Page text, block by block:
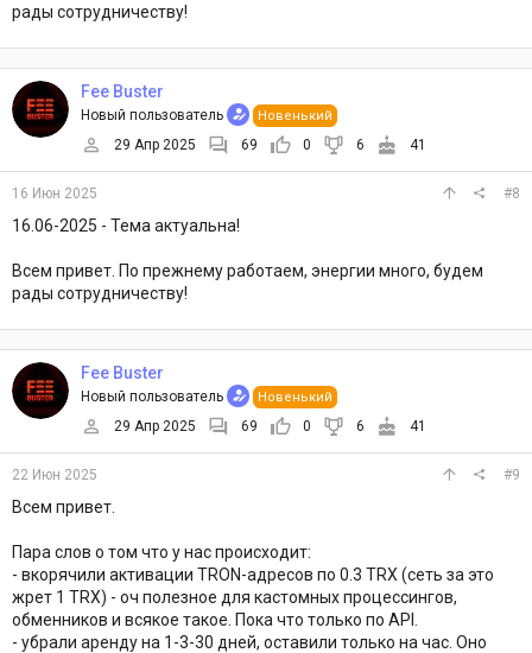
рады сотрудничеству!
Fee Buster
Новый пользователь Новенький
29 Апр 2025 69 0 6 41
16 Июн 2025 #8
16.06-2025 - Тема актуальна!
Всем привет. По прежнему работаем, энергии много, будем
рады сотрудничеству!
Fee Buster
Новый пользователь Новенький
29 Апр 2025 69 0 6 41
22 Июн 2025 #9
Всем привет.
Пара слов о том что у нас происходит:
- вкорячили активации TRON-адресов по 0.3 TRX (сеть за это
жрет 1 TRX) - оч полезное для кастомных процессингов,
обменников и всякое такое. Пока что только по API.
- убрали аренду на 1-3-30 дней, оставили только на час. Оно